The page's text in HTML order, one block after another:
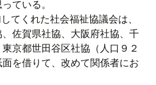
ている。
てくれた社会福祉協議会は、
佐賀県社協、大阪府社協、千
京都世田谷区社協（人口９２
を借りて、改めて関係者にお